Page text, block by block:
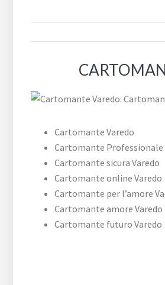
Cartomante Varedo
Cartomante Professionale
Cartomante sicura Varedo
Cartomante online Varedo
Cartomante per l’amore
Cartomante amore Varedo
Cartomante futuro Varedo